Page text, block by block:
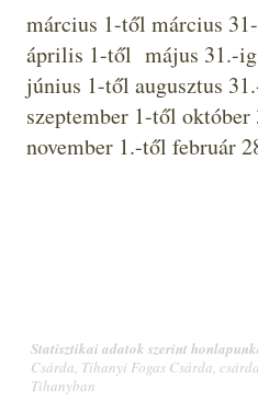
március 1-től március
április 1-től május 31.-
június 1-től augusztus
szeptember 1-től
november 1.-től február
Statisztikai adatok szerint
Csárda, Tihanyi Fogas Csárda,
Tihanyban